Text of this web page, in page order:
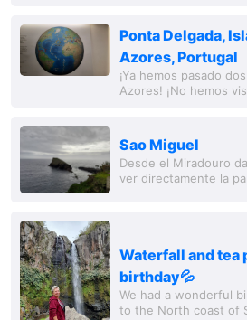
Ponta Delgada,
Azores, Portugal
¡Ya hemos pasado
Azores! ¡No hemos
han limitado...
Sao Miguel
Desde el Miradouro
ver directamente la
Waterfall and tea
birthday💦
We had a wonderful
to the North coast of